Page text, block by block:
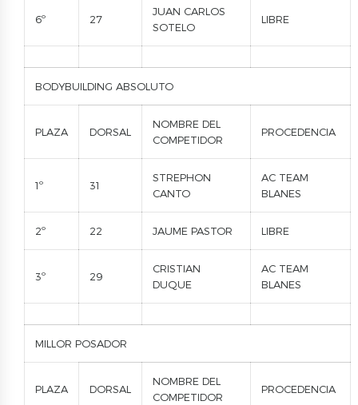
6º 27
JUAN CARLOS
SOTELO
LIBRE
BODYBUILDING ABSOLUTO
PLAZA DORSAL
NOMBRE DEL
COMPETIDOR
PROCEDENCIA
1º 31
STREPHON
CANTO
AC TEAM
BLANES
2º 22 JAUME PASTOR LIBRE
3º 29
CRISTIAN
DUQUE
AC TEAM
BLANES
MILLOR POSADOR
PLAZA DORSAL
NOMBRE DEL
COMPETIDOR
PROCEDENCIA